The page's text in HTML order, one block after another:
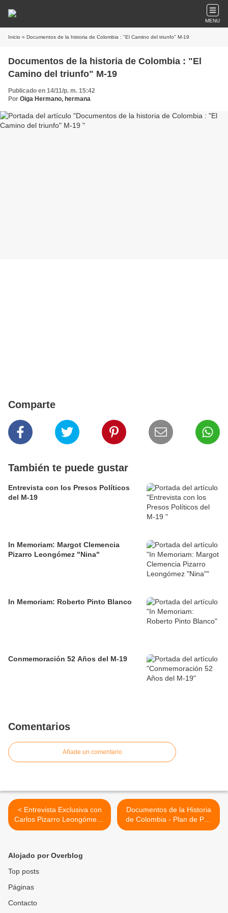
MENU
Inicio » Documentos de la historia de Colombia : "El Camino del triunfo" M-19
Documentos de la historia de Colombia : "El
Camino del triunfo" M-19
Publicado en 14/11/p. m. 15:42
Por Oiga Hermano, hermana
Comparte
También te puede gustar
Entrevista con los Presos Políticos
del M-19
In Memoriam: Margot Clemencia
Pizarro Leongómez "Nina"
In Memoriam: Roberto Pinto Blanco
Conmemoración 52 Años del M-19
Comentarios
Añade un comentario
< Entrevista Exclusiva con
Carlos Pizarro Leongómez -
Enero 14 de 1989 -
Documentos de la Historia
de Colombia - Plan de Paz
del M-19- Agosto 22 de
Alojado por Overblog
Top posts
Páginas
Contacto